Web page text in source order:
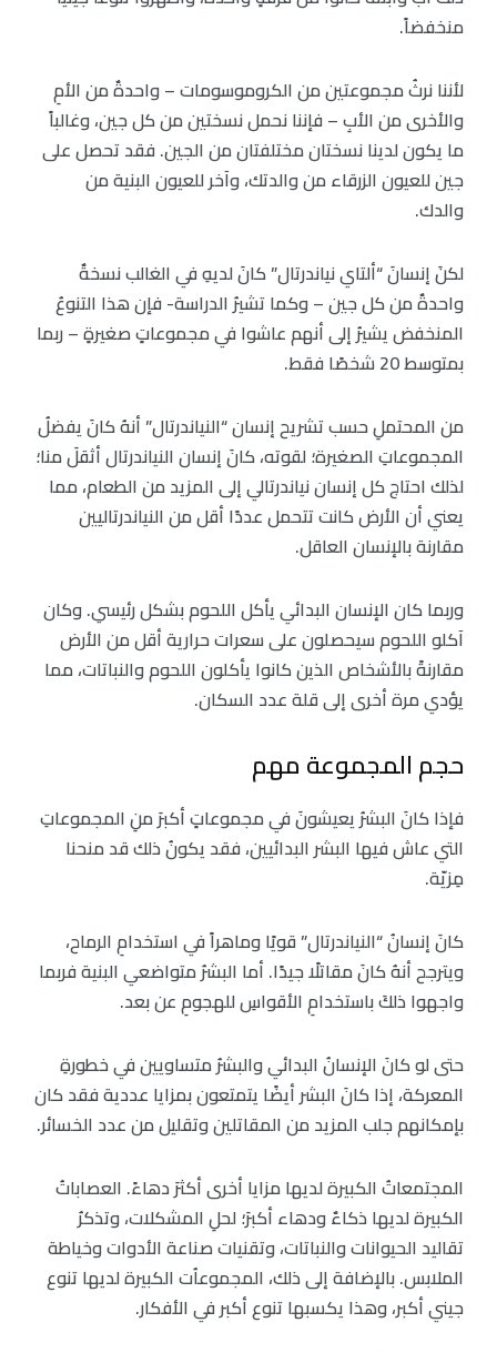
منخفضاً.
لأننا نرثُ مجموعتين من الكروموسومات – واحدةٌ من الأمِ
والأخرى من الأبِ – فإننا نحمل نسختين من كل جين، وغالباً
ما يكون لدينا نسختان مختلفتان من الجين. فقد تحصل على
جين للعيون الزرقاء من والدتك، وآخر للعيون البنية من
والدك.
لكنَ إنسانَ “ألتاي نياندرتال” كانَ لديهِ في الغالب نسخةٌ
واحدةٌ من كل جين – وكما تشيرُ الدراسة- فإن هذا التنوعُ
المنخفض يشيرُ إلى أنهم عاشوا في مجموعاتٍ صغيرةٍ – ربما
بمتوسط 20 شخصًا فقط.
من المحتملِ حسب تشريح إنسان “النياندرتال” أنهُ كانَ يفضلُ
المجموعاتِ الصغيرة؛ لقوته، كانَ إنسان النياندرتال أثقلَ منا؛
لذلك احتاج كل إنسان نياندرتالي إلى المزيد من الطعام، مما
يعني أن الأرض كانت تتحمل عددًا أقل من النياندرتاليين
مقارنة بالإنسان العاقل.
وربما كان الإنسان البدائي يأكل اللحوم بشكل رئيسي. وكان
آكلو اللحوم سيحصلون على سعرات حرارية أقل من الأرض
مقارنةً بالأشخاص الذين كانوا يأكلون اللحوم والنباتات، مما
يؤدي مرة أخرى إلى قلة عدد السكان.
حجم المجموعة مهم
فإذا كانَ البشرُ يعيشونَ في مجموعاتٍ أكبرَ منِ المجموعاتِ
التي عاش فيها البشر البدائيين، فقد يكونُ ذلك قد منحنا
مِزيّة.
كانَ إنسانُ “النياندرتال” قويًا وماهراً في استخدامِ الرماح،
ويترجح أنهُ كانَ مقاتلًا جيدًا. أما البشرُ متواضعي البنية فربما
واجهوا ذلكَ باستخدامِ الأقواسِ للهجومِ عن بعد.
حتى لو كانَ الإنسانُ البدائي والبشرُ متساويين في خطورةِ
المعركة، إذا كانَ البشر أيضًا يتمتعون بمزايا عددية فقد كان
بإمكانهم جلب المزيد من المقاتلين وتقليل من عدد الخسائر.
المجتمعاتُ الكبيرة لديها مزايا أخرى أكثرَ دهاءً. العصاباتُ
الكبيرة لديها ذكاءٌ ودهاء أكبرَ؛ لحلِ المشكلات، وتذكرُ
تقاليد الحيوانات والنباتات، وتقنيات صناعة الأدوات وخياطة
الملابس. بالإضافة إلى ذلك، المجموعاُت الكبيرة لديها تنوع
جيني أكبر، وهذا يكسبها تنوع أكبر في الأفكار.